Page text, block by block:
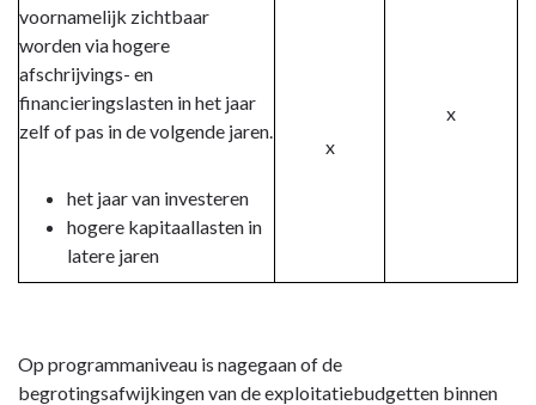
voornamelijk zichtbaar
worden via hogere
afschrijvings- en
financieringslasten in het jaar
zelf of pas in de volgende jaren.
het jaar van investeren
hogere kapitaallasten in
latere jaren
x
x
Op programmaniveau is nagegaan of de
begrotingsafwijkingen van de exploitatiebudgetten binnen